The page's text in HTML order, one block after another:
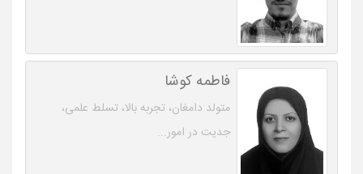
فاطمه کوشا
متولد دامغان، تجربه بالا، تسلط علمی،
جدیت در امور...